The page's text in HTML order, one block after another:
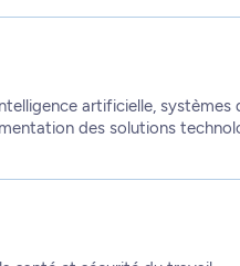
artificielle, systèmes
des solutions